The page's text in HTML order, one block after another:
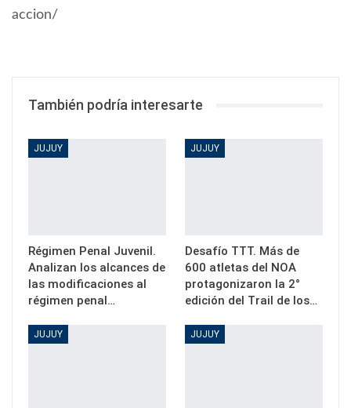
accion/
También podría interesarte
JUJUY
Régimen Penal Juvenil.
Analizan los alcances de
las modificaciones al
régimen penal…
JUJUY
Desafío TTT. Más de
600 atletas del NOA
protagonizaron la 2°
edición del Trail de los…
JUJUY JUJUY